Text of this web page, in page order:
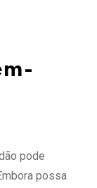
pode
possa